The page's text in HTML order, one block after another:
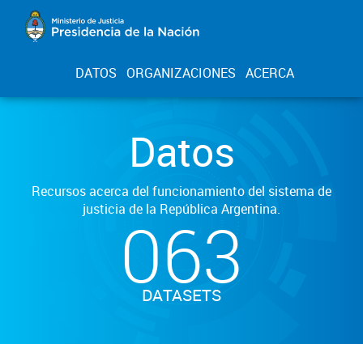
DATOS ORGANIZACIONES ACERCA
Datos
Recursos acerca del funcionamiento del sistema de
justicia de la República Argentina.
063
DATASETS